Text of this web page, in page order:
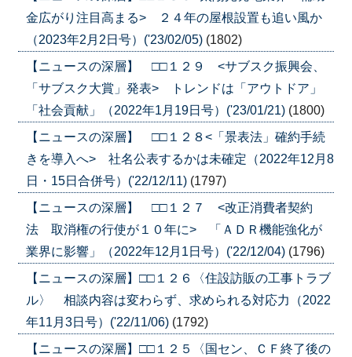
金広がり注目高まる> ２４年の屋根設置も追い風か
（2023年2月2日号）('23/02/05) (1802)
【ニュースの深層】 □□１２９ <サブスク振興会、
「サブスク大賞」発表> トレンドは「アウトドア」
「社会貢献」（2022年1月19日号）('23/01/21) (1800)
【ニュースの深層】 □□１２８<「景表法」確約手続
きを導入へ> 社名公表するかは未確定（2022年12月8
日・15日合併号）('22/12/11) (1797)
【ニュースの深層】 □□１２７ <改正消費者契約
法 取消権の行使が１０年に> 「ＡＤＲ機能強化が
業界に影響」（2022年12月1日号）('22/12/04) (1796)
【ニュースの深層】□□１２６〈住設訪販の工事トラブ
ル〉 相談内容は変わらず、求められる対応力（2022
年11月3日号）('22/11/06) (1792)
【ニュースの深層】□□１２５〈国セン、ＣＦ終了後の